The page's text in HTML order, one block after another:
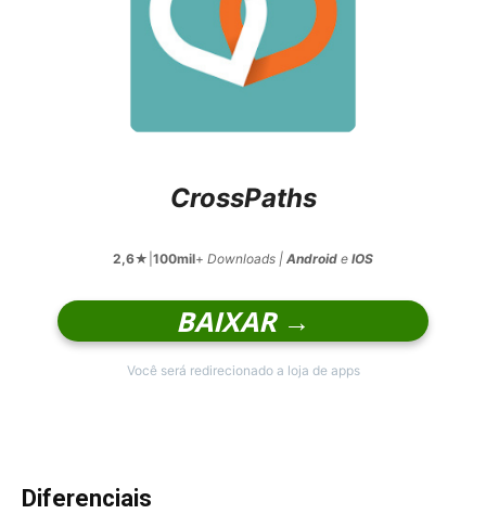
CrossPaths
2,6★| 100mil+ Downloads | Android e IOS
BAIXAR →
Você será redirecionado a loja de apps
Diferenciais